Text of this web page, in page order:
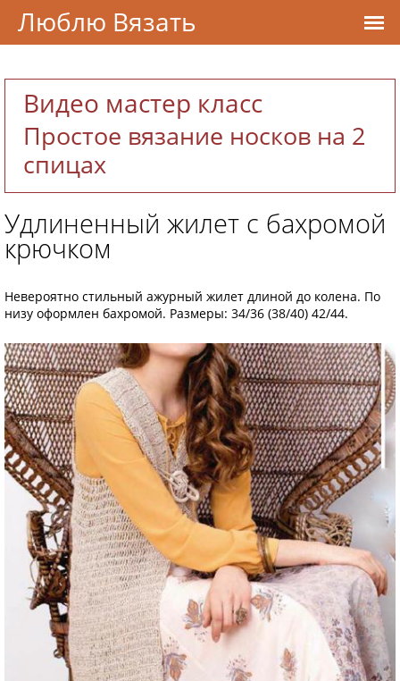
Видео мастер класс
Простое вязание носков на 2
спицах
Удлиненный жилет с бахромой
крючком
Невероятно стильный ажурный жилет длиной до колена. По
низу оформлен бахромой. Размеры: 34/36 (38/40) 42/44.
Люблю Вязать